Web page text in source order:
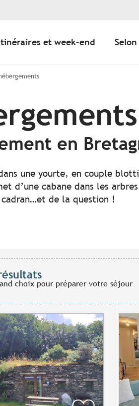
et week-end
en
une yourte, en couple
d’une cabane dans les
de la question !
choix pour préparer votre séjour